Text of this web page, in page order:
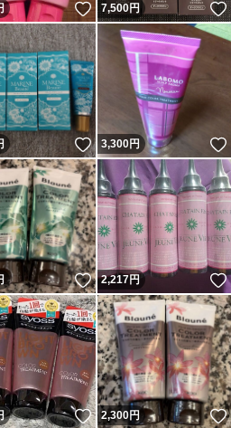
いいね！
7,500円
いいね！
3,300円
いいね！
2,217円
いいね！
2,300円